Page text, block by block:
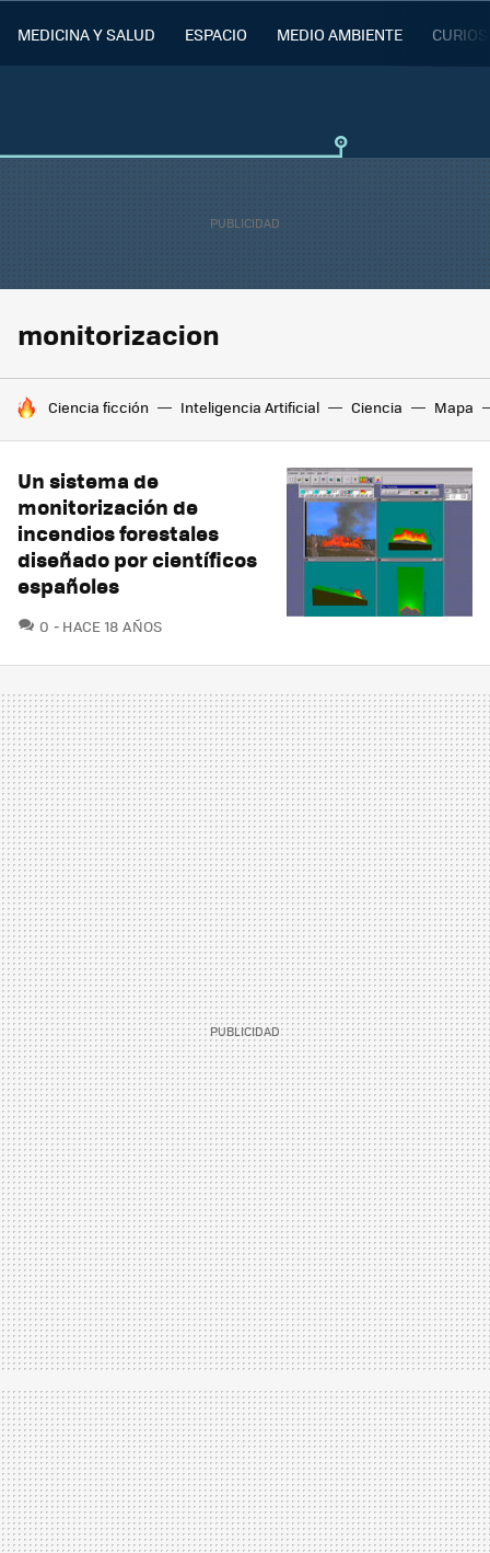
MEDICINA Y SALUD ESPACIO MEDIO AMBIENTE
monitorizacion
HOY SE HABLA DE
Ciencia ficción Inteligencia Artificial Ciencia Mapa
Un sistema de
monitorización de
incendios forestales
diseñado por científicos
españoles
0 COMENTARIOS
HACE 18 AÑOS